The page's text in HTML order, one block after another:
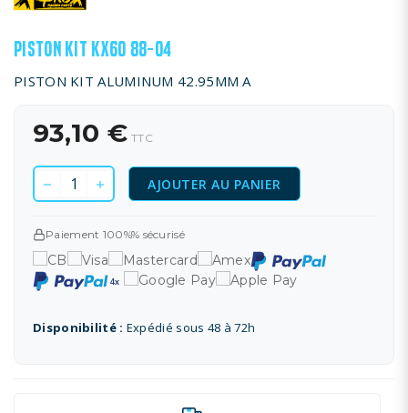
PISTON KIT KX60 88-04
PISTON KIT ALUMINUM 42.95MM A
93,10 € TTC
AJOUTER AU PANIER
Paiement 100%% sécurisé
Disponibilité : Expédié sous 48 à 72h